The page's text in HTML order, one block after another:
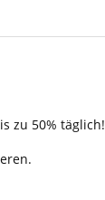
zu 50% täglich!